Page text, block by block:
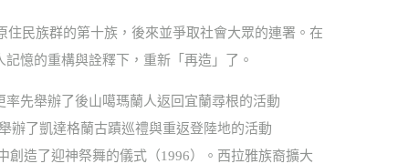
民族群的第十族，後來並爭取社會大眾的連署。在
憶的重構與詮釋下，重新「再造」了。
先舉辦了後山噶瑪蘭人返回宜蘭尋根的活動
辦了凱達格蘭古蹟巡禮與重返登陸地的活動
創造了迎神祭舞的儀式（1996）。西拉雅族裔擴大